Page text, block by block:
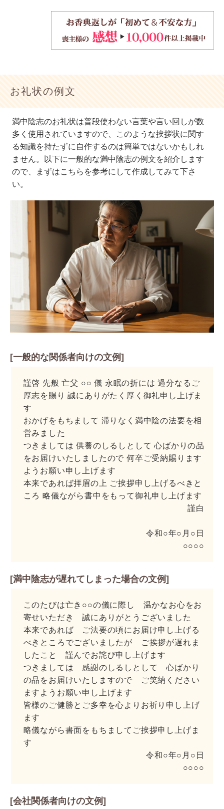
お礼状の例文
満中陰志のお礼状は普段使わない言葉や言い回しが数
多く使用されていますので、このような挨拶状に関す
る知識を持たずに自作するのは簡単ではないかもしれ
ません。以下に一般的な満中陰志の例文を紹介します
ので、まずはこちらを参考にして作成してみて下さ
い。
[一般的な関係者向けの文例]
謹啓 先般 亡父 ○○ 儀 永眠の折には 過分なるご
厚志を賜り 誠にありがたく厚く御礼申し上げま
す
おかげをもちまして 滞りなく満中陰の法要を相
営みました
つきましては 供養のしるしとして 心ばかりの品
をお届けいたしましたので 何卒ご受納賜ります
ようお願い申し上げます
本来であれば拝眉の上 ご挨拶申し上げるべきと
ころ 略儀ながら書中をもって御礼申し上げます
謹白
令和○年○月○日
○○○○
[満中陰志が遅れてしまった場合の文例]
このたびは亡き○○の儀に際し 温かなお心をお
寄せいただき 誠にありがとうございました
本来であれば ご法要の頃にお届け申し上げる
べきところでございましたが ご挨拶が遅れま
したこと 謹んでお詫び申し上げます
つきましては 感謝のしるしとして 心ばかり
の品をお届けいたしますので ご笑納ください
ますようお願い申し上げます
皆様のご健勝とご多幸を心よりお祈り申し上げ
ます
略儀ながら書面をもちましてご挨拶申し上げま
す
令和○年○月○日
○○○○
[会社関係者向けの文例]